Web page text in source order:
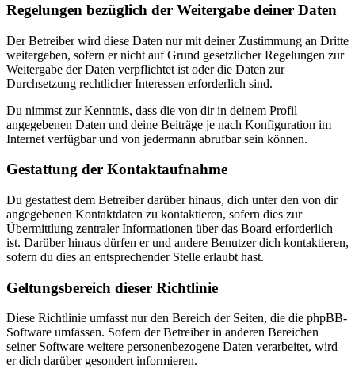
Regelungen bezüglich der Weitergabe deiner Daten
Der Betreiber wird diese Daten nur mit deiner Zustimmung an Dritte
weitergeben, sofern er nicht auf Grund gesetzlicher Regelungen zur
Weitergabe der Daten verpflichtet ist oder die Daten zur
Durchsetzung rechtlicher Interessen erforderlich sind.
Du nimmst zur Kenntnis, dass die von dir in deinem Profil
angegebenen Daten und deine Beiträge je nach Konfiguration im
Internet verfügbar und von jedermann abrufbar sein können.
Gestattung der Kontaktaufnahme
Du gestattest dem Betreiber darüber hinaus, dich unter den von dir
angegebenen Kontaktdaten zu kontaktieren, sofern dies zur
Übermittlung zentraler Informationen über das Board erforderlich
ist. Darüber hinaus dürfen er und andere Benutzer dich kontaktieren,
sofern du dies an entsprechender Stelle erlaubt hast.
Geltungsbereich dieser Richtlinie
Diese Richtlinie umfasst nur den Bereich der Seiten, die die phpBB-
Software umfassen. Sofern der Betreiber in anderen Bereichen
seiner Software weitere personenbezogene Daten verarbeitet, wird
er dich darüber gesondert informieren.